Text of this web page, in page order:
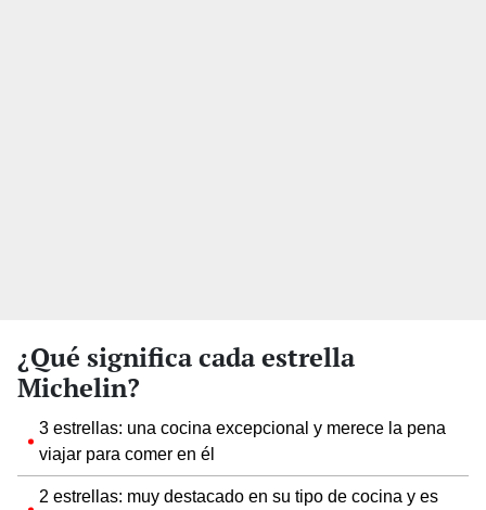
¿Qué significa cada estrella
Michelin?
3 estrellas: una cocina excepcional y merece la pena
viajar para comer en él
2 estrellas: muy destacado en su tipo de cocina y es